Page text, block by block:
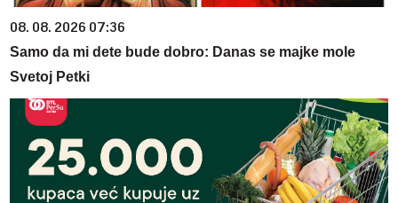
08. 08. 2026 07:36
Samo da mi dete bude dobro: Danas se majke mole
Svetoj Petki